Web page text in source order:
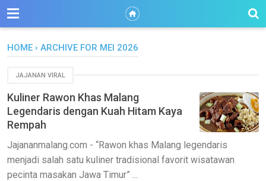
HOME › ARCHIVE FOR MEI 2026
JAJANAN VIRAL
Kuliner Rawon Khas Malang
Legendaris dengan Kuah Hitam Kaya
Rempah
Jajananmalang.com - “Rawon khas Malang legendaris
menjadi salah satu kuliner tradisional favorit wisatawan
pecinta masakan Jawa Timur” ...